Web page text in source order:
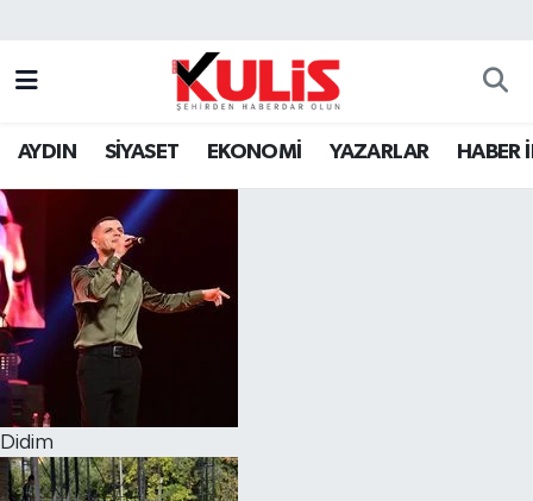
AYDIN SİYASET EKONOMİ YAZARLAR HABER
Didim